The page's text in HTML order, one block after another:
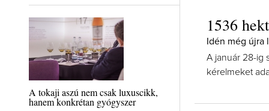
A tokaji aszú nem csak luxuscikk,
hanem konkrétan gyógyszer
1536
Idén még
A január 28-ig
kérelmeket